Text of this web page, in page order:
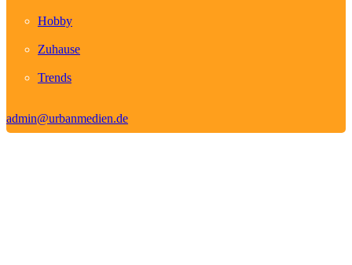
Hobby
Zuhause
Trends
admin@urbanmedien.de